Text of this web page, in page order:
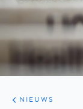
ARTIKELEN
HET
KORT
NIEUWS